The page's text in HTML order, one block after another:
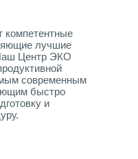
компетентные
лучшие
Центр ЭКО
современным
быстро
и